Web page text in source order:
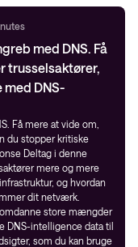
med DNS. Få
trusselsaktører,
DNS-
Få mere at vide om,
du stopper kritiske
Deltag i denne
mere og mere
og hvordan
dit netværk.
omdanne store mængder
intelligence data til
som du kan bruge